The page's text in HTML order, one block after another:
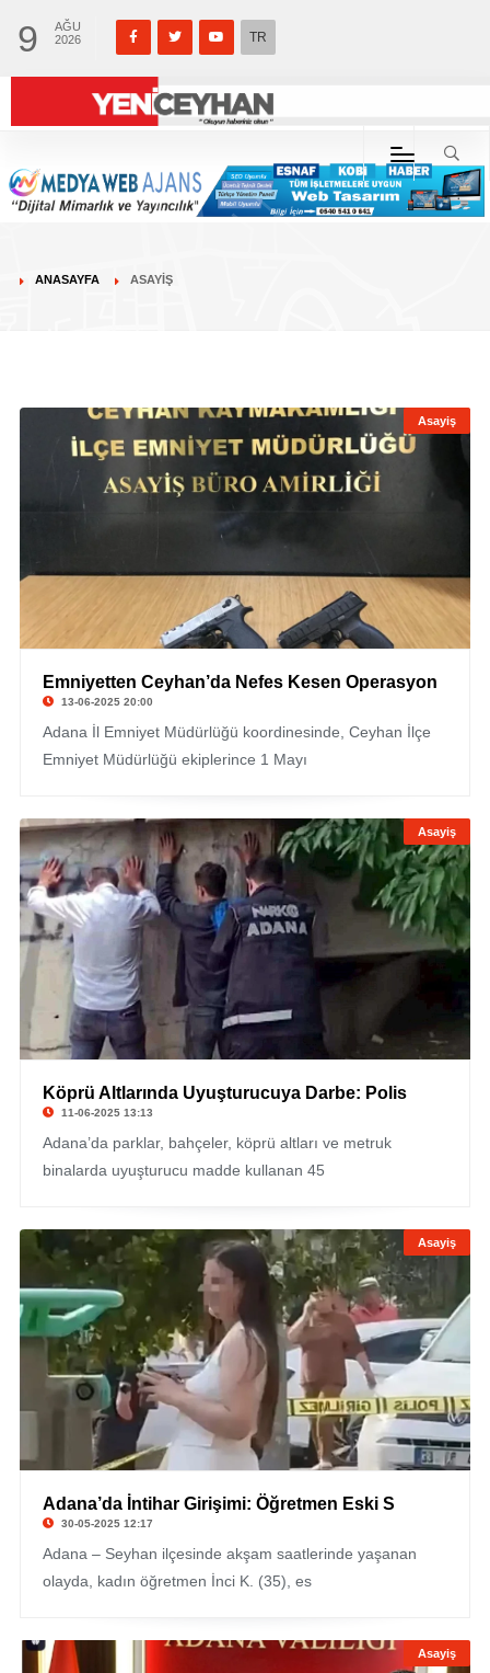
9
AĞU
2026
TR
ANASAYFA ASAYIŞ
Asayiş
Emniyetten Ceyhan’da Nefes Kesen Operasyon
13-06-2025 20:00
Adana İl Emniyet Müdürlüğü koordinesinde, Ceyhan İlçe
Emniyet Müdürlüğü ekiplerince 1 Mayı
Asayiş
Köprü Altlarında Uyuşturucuya Darbe: Polis
11-06-2025 13:13
Adana’da parklar, bahçeler, köprü altları ve metruk
binalarda uyuşturucu madde kullanan 45
Asayiş
Adana’da İntihar Girişimi: Öğretmen Eski S
30-05-2025 12:17
Adana – Seyhan ilçesinde akşam saatlerinde yaşanan
olayda, kadın öğretmen İnci K. (35), es
Asayiş